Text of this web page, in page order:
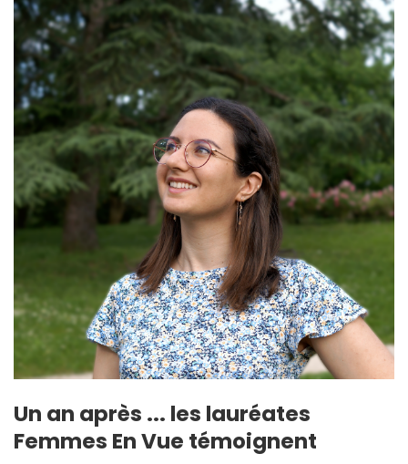
Un an après ... les lauréates
Femmes En Vue témoignent